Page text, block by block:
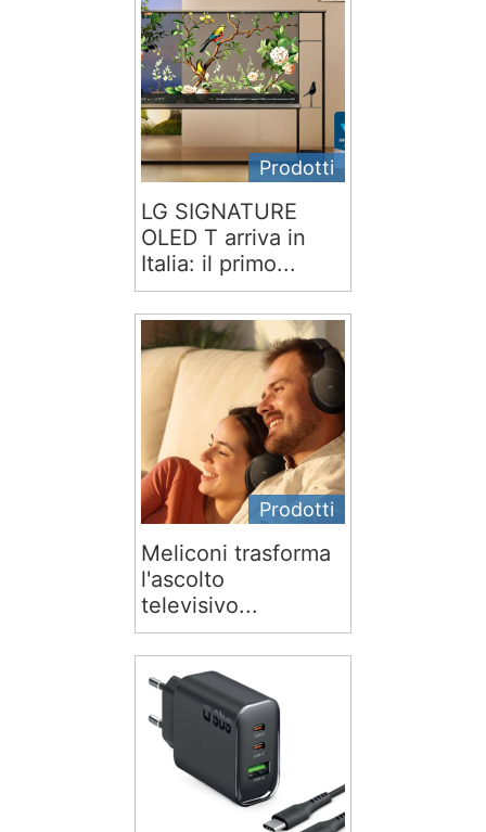
Prodotti
LG SIGNATURE
OLED T arriva in
Italia: il primo...
Prodotti
Meliconi trasforma
l'ascolto
televisivo...